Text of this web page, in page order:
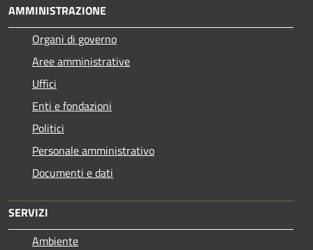
AMMINISTRAZIONE
Organi di governo
Aree amministrative
Uffici
Enti e fondazioni
Politici
Personale amministrativo
Documenti e dati
SERVIZI
Ambiente